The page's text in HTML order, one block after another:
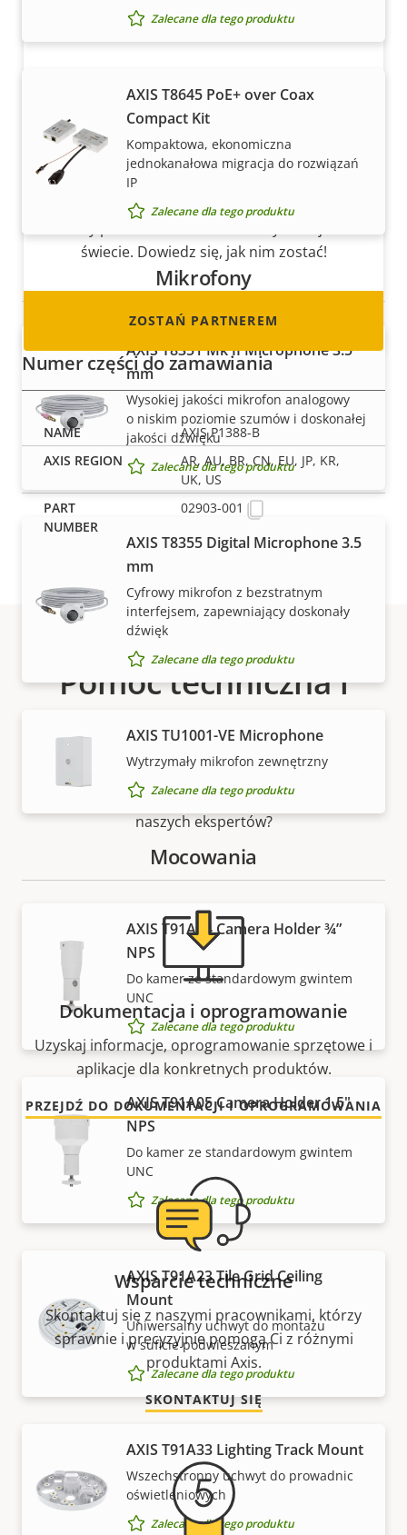
Zalecane dla tego produktu
AXIS T8645 PoE+ over Coax
Compact Kit
Kompaktowa, ekonomiczna
jednokanałowa migracja do rozwiązań
IP
Zalecane dla tego produktu
Mikrofony
AXIS T8351 Mk II Microphone 3.5
mm
Wysokiej jakości mikrofon analogowy
o niskim poziomie szumów i doskonałej
jakości dźwięku
Zalecane dla tego produktu
AXIS T8355 Digital Microphone 3.5
mm
Cyfrowy mikrofon z bezstratnym
interfejsem, zapewniający doskonały
dźwięk
Zalecane dla tego produktu
AXIS TU1001-VE Microphone
Wytrzymały mikrofon zewnętrzny
Zalecane dla tego produktu
Mocowania
AXIS T91A04 Camera Holder ¾”
NPS
Do kamer ze standardowym gwintem
UNC
Zalecane dla tego produktu
AXIS T91A05 Camera Holder 1.5"
NPS
Do kamer ze standardowym gwintem
UNC
Zalecane dla tego produktu
AXIS T91A23 Tile Grid Ceiling
Mount
Uniwersalny uchwyt do montażu
w suficie podwieszanym
Zalecane dla tego produktu
AXIS T91A33 Lighting Track Mount
Wszechstronny uchwyt do prowadnic
oświetleniowych
Zalecane dla tego produktu
Zostań partnerem
Czy jesteś resellerem, dystrybutorem,
integratorem systemów lub instalatorem?
świecie. Dowiedz się, jak nim zostać!
ZOSTAŃ PARTNEREM
Numer części do zamawiania
AXIS P1388-B
AR, AU, BR, CN, EU, JP, KR,
UK, US
02903-001
Pomoc techniczna i
zasoby
Potrzebujesz informacji o produktach lub
oprogramowaniu firmy Axis albo pomocy jednego z
naszych ekspertów?
Dokumentacja i oprogramowanie
Uzyskaj informacje, oprogramowanie sprzętowe i
aplikacje dla konkretnych produktów.
PRZEJDŹ DO DOKUMENTACJI I OPROGRAMOWANIA
Wsparcie techniczne
Skontaktuj się z naszymi pracownikami, którzy
sprawnie i precyzyjnie pomogą Ci z różnymi
produktami Axis.
SKONTAKTUJ SIĘ